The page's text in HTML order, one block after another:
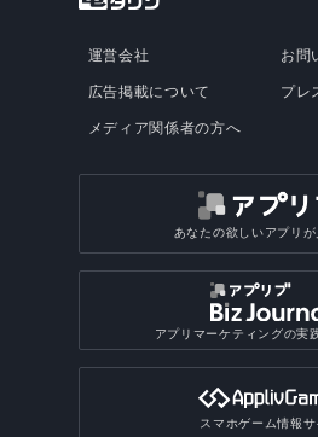
運営会社
広告掲載について
メディア関係者の方へ
お問
プレ
あなたの欲しいアプリ
アプリマーケティングの実
スマホゲーム情報サ